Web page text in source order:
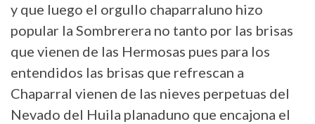
y que luego el orgullo chaparraluno hizo
popular la Sombrerera no tanto por las brisas
que vienen de las Hermosas pues para los
entendidos las brisas que refrescan a
Chaparral vienen de las nieves perpetuas del
Nevado del Huila planaduno que encajona el